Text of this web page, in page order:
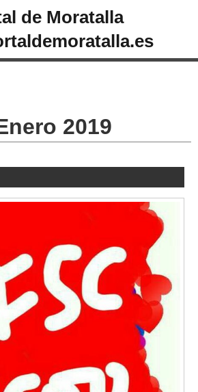
de Moratalla
2019